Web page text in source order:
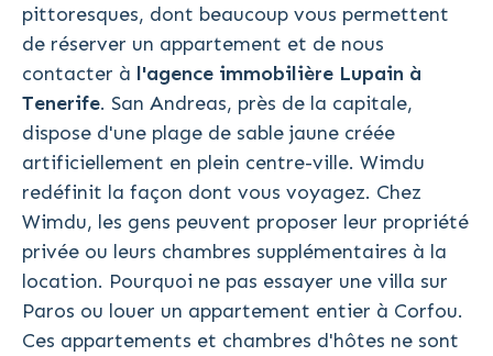
pittoresques, dont beaucoup vous permettent
de réserver un appartement et de nous
contacter à l'agence immobilière Lupain à
Tenerife. San Andreas, près de la capitale,
dispose d'une plage de sable jaune créée
artificiellement en plein centre-ville. Wimdu
redéfinit la façon dont vous voyagez. Chez
Wimdu, les gens peuvent proposer leur propriété
privée ou leurs chambres supplémentaires à la
location. Pourquoi ne pas essayer une villa sur
Paros ou louer un appartement entier à Corfou.
Ces appartements et chambres d'hôtes ne sont